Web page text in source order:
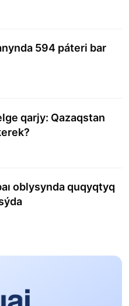
594 páteri bar
qarjy: Qazaqstan
oblysynda quqyqtyq
jarysyn Qonaev